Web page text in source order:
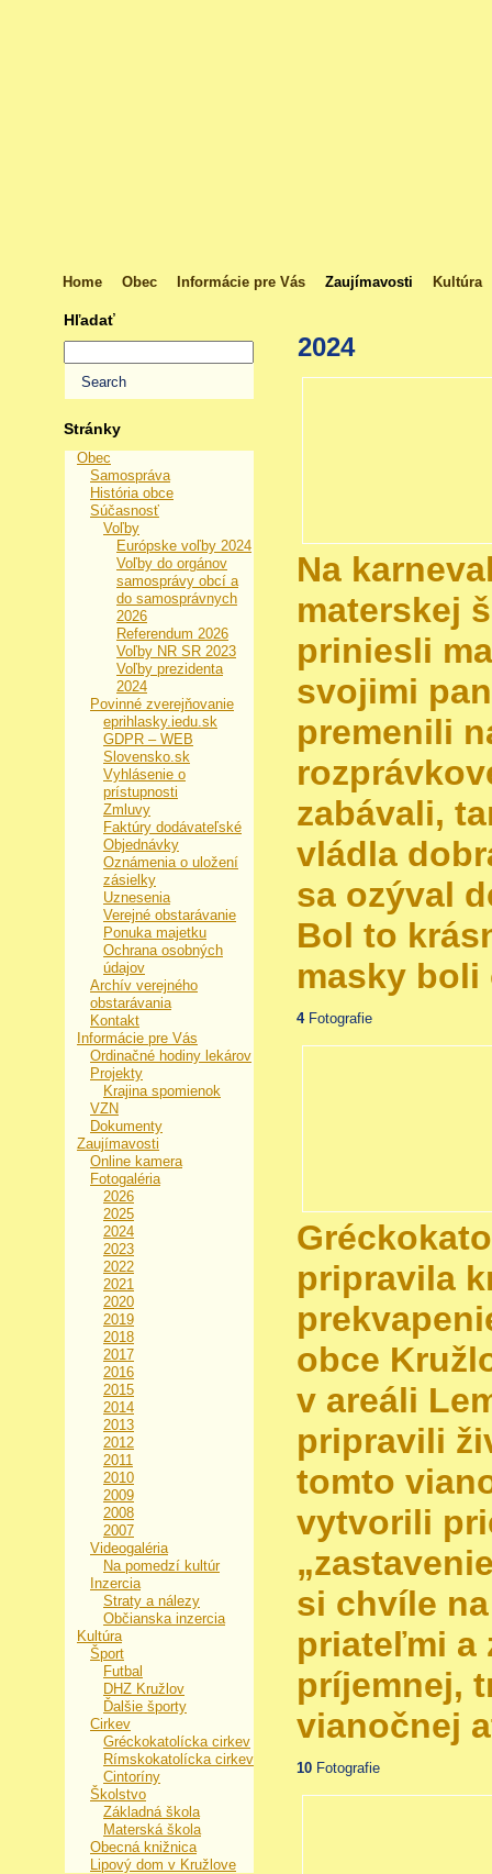
Home Obec Informácie pre Vás Zaujímavosti Kultúra
Hľadať
Stránky
Obec
Samospráva
História obce
Súčasnosť
Voľby
Európske voľby 2024
Voľby do orgánov
samosprávy obcí a
do samosprávnych
2026
Referendum 2026
Voľby NR SR 2023
Voľby prezidenta
2024
Povinné zverejňovanie
eprihlasky.iedu.sk
GDPR – WEB
Slovensko.sk
Vyhlásenie o
prístupnosti
Zmluvy
Faktúry dodávateľské
Objednávky
Oznámenia o uložení
zásielky
Uznesenia
Verejné obstarávanie
Ponuka majetku
Ochrana osobných
údajov
Archív verejného
obstarávania
Kontakt
Informácie pre Vás
Ordinačné hodiny lekárov
Projekty
Krajina spomienok
VZN
Dokumenty
Zaujímavosti
Online kamera
Fotogaléria
2026
2025
2024
2023
2022
2021
2020
2019
2018
2017
2016
2015
2014
2013
2012
2011
2010
2009
2008
2007
Videogaléria
Na pomedzí kultúr
Inzercia
Straty a nálezy
Občianska inzercia
Kultúra
Šport
Futbal
DHZ Kružlov
Ďalšie športy
Cirkev
Gréckokatolícka cirkev
Rímskokatolícka cirkev
Cintoríny
Školstvo
Základná škola
Materská škola
Obecná knižnica
Lipový dom v Kružlove
2024
Na
materskej
priniesli
svojimi
premenili
zabávali,
vládla
sa ozýval
Bol to
masky boli
4Fotografie
pripravila
obce
v areáli
pripravili
tomto
vytvorili
si chvíle
priateľmi a
príjemnej,
vianočnej
10 Fotografie